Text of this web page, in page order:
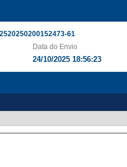
61
Data do Envio
24/10/2025 18:56:23